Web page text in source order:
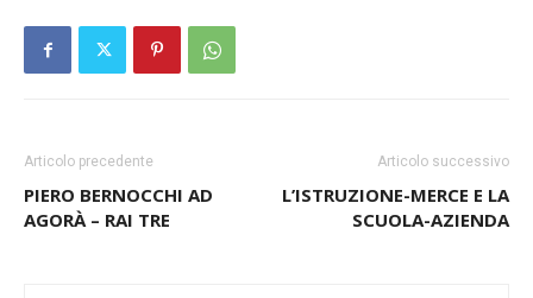
Articolo precedente
PIERO BERNOCCHI AD
AGORÀ – RAI TRE
Articolo successivo
L’ISTRUZIONE-MERCE E LA
SCUOLA-AZIENDA